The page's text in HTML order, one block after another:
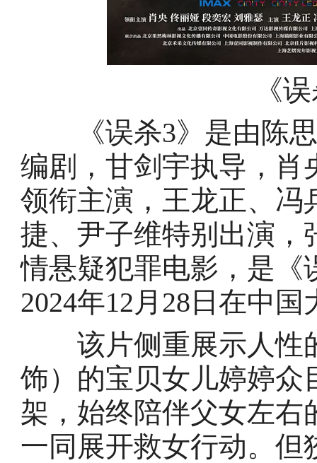
《
《误杀3》是由陈思
编剧，甘剑宇执导，肖
领衔主演，王龙正、冯
捷、尹子维特别出演，
情悬疑犯罪电影，是《
2024年12月28日在中
该片侧重展示人性
饰）的宝贝女儿婷婷众
架，始终陪伴父女左右
一同展开救女行动。但